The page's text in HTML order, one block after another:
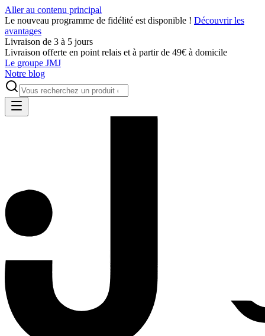
Aller au contenu principal
Le nouveau programme de fidélité est disponible ! Découvrir les
avantages
Livraison de 3 à 5 jours
Livraison offerte en point relais et à partir de 49€ à domicile
Le groupe JMJ
Notre blog